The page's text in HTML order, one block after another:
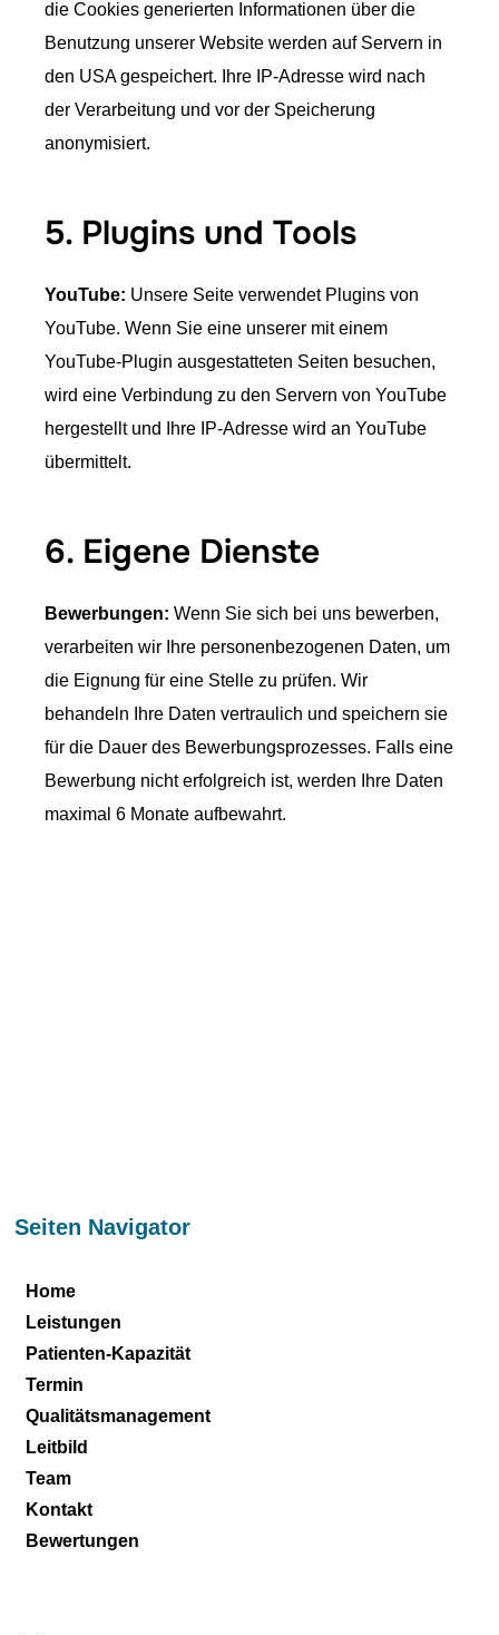
die Cookies generierten Informationen über die
Benutzung unserer Website werden auf Servern in
den USA gespeichert. Ihre IP-Adresse wird nach
der Verarbeitung und vor der Speicherung
anonymisiert.
5. Plugins und Tools
YouTube: Unsere Seite verwendet Plugins von
YouTube. Wenn Sie eine unserer mit einem
YouTube-Plugin ausgestatteten Seiten besuchen,
wird eine Verbindung zu den Servern von YouTube
hergestellt und Ihre IP-Adresse wird an YouTube
übermittelt.
6. Eigene Dienste
Bewerbungen: Wenn Sie sich bei uns bewerben,
verarbeiten wir Ihre personenbezogenen Daten, um
die Eignung für eine Stelle zu prüfen. Wir
behandeln Ihre Daten vertraulich und speichern sie
für die Dauer des Bewerbungsprozesses. Falls eine
Bewerbung nicht erfolgreich ist, werden Ihre Daten
maximal 6 Monate aufbewahrt.
Seiten Navigator
Home
Leistungen
Patienten-Kapazität
Termin
Qualitätsmanagement
Leitbild
Team
Kontakt
Bewertungen